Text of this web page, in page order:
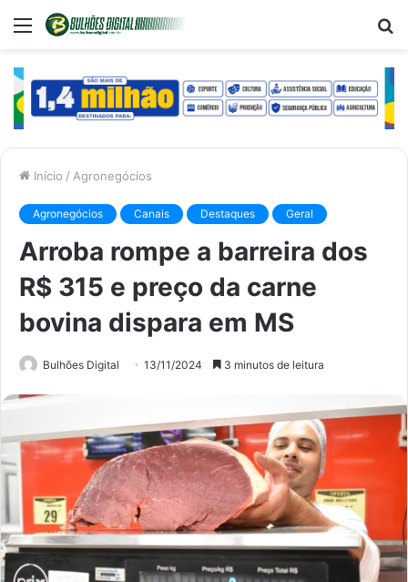
Menu
Início / Agronegócios
Agronegócios Canais Destaques Geral
Arroba rompe a barreira dos
R$ 315 e preço da carne
bovina dispara em MS
Bulhões Digital 13/11/2024 3 minutos de leitura